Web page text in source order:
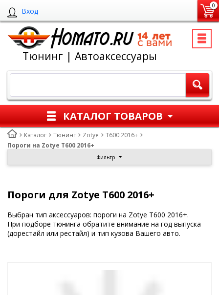
Вход
0
Тюнинг | Автоаксессуары
КАТАЛОГ ТОВАРОВ
Каталог Тюнинг Zotye
T600 2016+
Пороги на Zotye T600 2016+
Фильтр
Пороги для Zotye T600 2016+
Выбран тип аксессуаров: пороги на Zotye T600 2016+.
При подборе тюнинга обратите внимание на год выпуска
(дорестайл или рестайл) и тип кузова Вашего авто.